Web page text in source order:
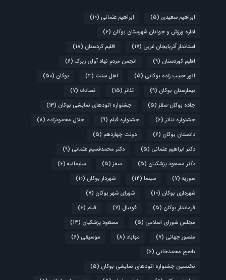
ابراهیم سعیدی (5) ابراهیم عثمانی (10)
اداره ورزش و جوانان شهرستان بوکان (6)
استاندار آذربایجان غربی (17) اقلیم کردستان (18)
اقلیم کوردستان (9) انجمن مردم نهاد آوای زیرک (6)
انور حبیب زاده بوکانی (5) اهل سنت (4) بوکان (50)
بیمارستان بوکان (9) تئاتر (15) تصادف (7)
جاده بوکان-سقز (5) جشنواره اتودهای نمایشی بوکان (13)
جشنواره تئاتر (6) جشنواره فیلم (9) جلال محمودزاده (8)
دادستان بوکان (6) دولت چهاردهم (5)
دکتر ابراهیم عثمانی (5) دکتر محمدقسیم عثمانی (9)
دکتر مسعود پزشکیان (5) سقز (5) سلیمانیه (6)
سوریه (7) سینما (14) شهردار بوکان (10)
شهرداری بوکان (10) شورای شهر بوکان (7)
فرماندار بوکان (5) فوتبال (7) فیلم (6)
مجلس شورای اسلامی (5) مسعود پزشکیان (14)
منصور جهانی (7) مهاباد (8) موسیقی (6)
ناصح محمدخانی (6)
نختسین جشنواره اتودهای نمایشی بوکان (5)